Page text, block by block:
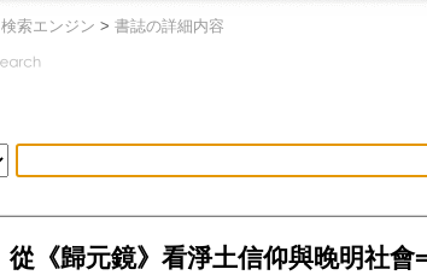
検索エンジン > 書誌の詳細内容
從《歸元鏡》看淨土信仰與晚明社